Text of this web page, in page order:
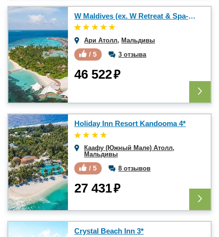
W Maldives (ex. W Retreat & Spa-Maldives) 5*
Ари Атолл, Мальдивы
/ 5 3 отзыва
46 522₽
Holiday Inn Resort Kandooma 4*
Каафу (Южный Мале) Атолл,
Мальдивы
/ 5 8 отзывов
27 431₽
Crystal Beach Inn 3*